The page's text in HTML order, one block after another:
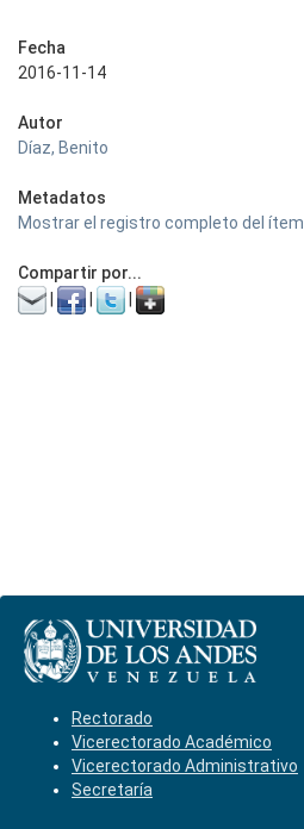
Fecha
2016-11-14
Autor
Díaz, Benito
Metadatos
Mostrar el registro completo del ítem
Compartir por...
Rectorado
Vicerectorado Académico
Vicerectorado Administrativo
Secretaría